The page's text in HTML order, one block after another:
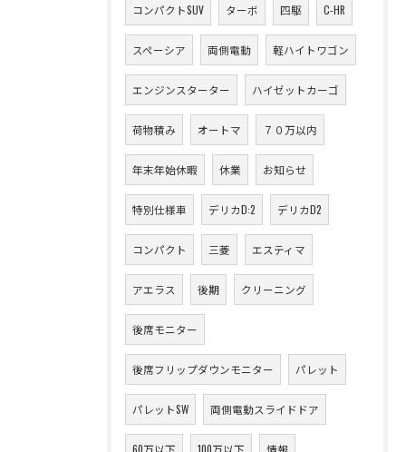
コンパクトSUV ターボ 四駆 C-HR
スペーシア 両側電動 軽ハイトワゴン
エンジンスターター ハイゼットカーゴ
荷物積み オートマ ７０万以内
年末年始休暇 休業 お知らせ
特別仕様車 デリカD:2 デリカD2
コンパクト 三菱 エスティマ
アエラス 後期 クリーニング
後席モニター
後席フリップダウンモニター パレット
パレットSW 両側電動スライドドア
60万以下 100万以下 情報